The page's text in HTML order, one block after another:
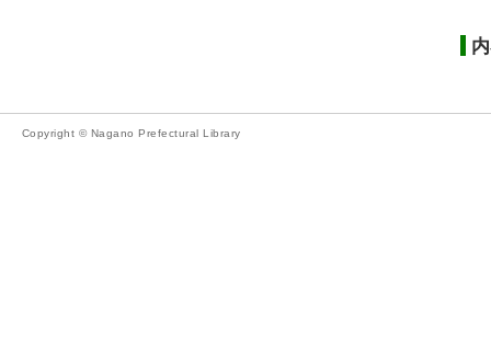
Copyright © Nagano Prefectural Library